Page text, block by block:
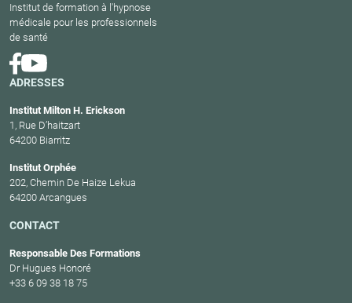
Institut de formation à l'hypnose
médicale pour les professionnels
de santé
ADRESSES
Institut Milton H. Erickson
1, Rue D’haitzart
64200 Biarritz
Institut Orphée
202, Chemin De Haize Lekua
64200 Arcangues
CONTACT
Responsable Des Formations
Dr Hugues Honoré
+33 6 09 38 18 75